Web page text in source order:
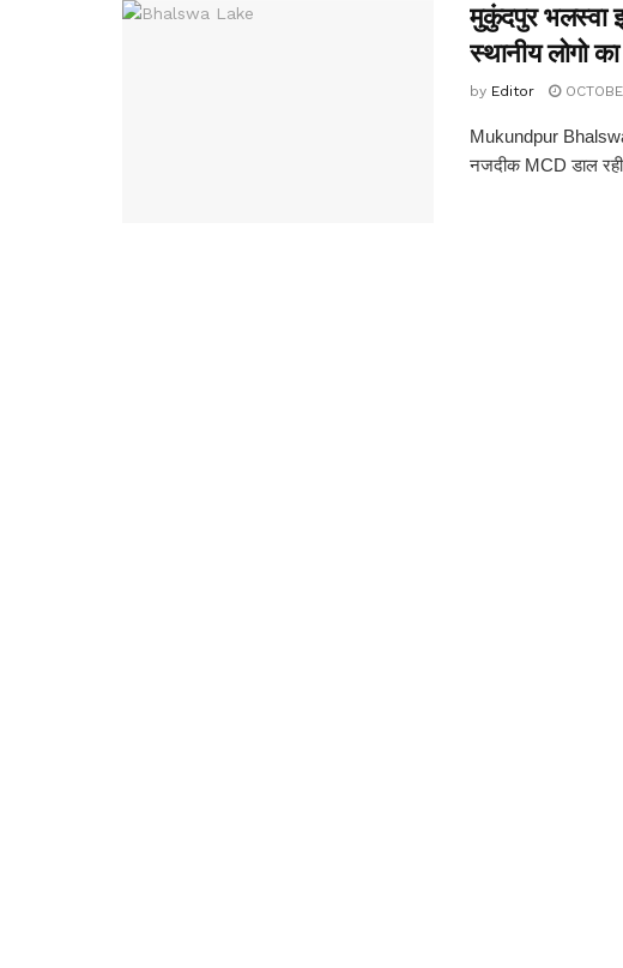
मुकुंदपुर भलस्वा
स्थानीय लोगो का
by Editor
Mukundpur
नजदीक MCD डाल रही